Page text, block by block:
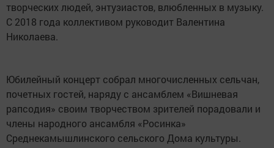
творческих людей, энтузиастов, влюбленных в музыку.
С 2018 года коллективом руководит Валентина
Николаева.
Юбилейный концерт собрал многочисленных сельчан,
почетных гостей, наряду с ансамблем «Вишневая
рапсодия» своим творчеством зрителей порадовали и
члены народного ансамбля «Росинка»
Среднекамышлинского сельского Дома культуры.